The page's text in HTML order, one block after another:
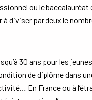
ou le baccalauréat
par deux le
30 ans pour les
de diplôme dans
En France ou à